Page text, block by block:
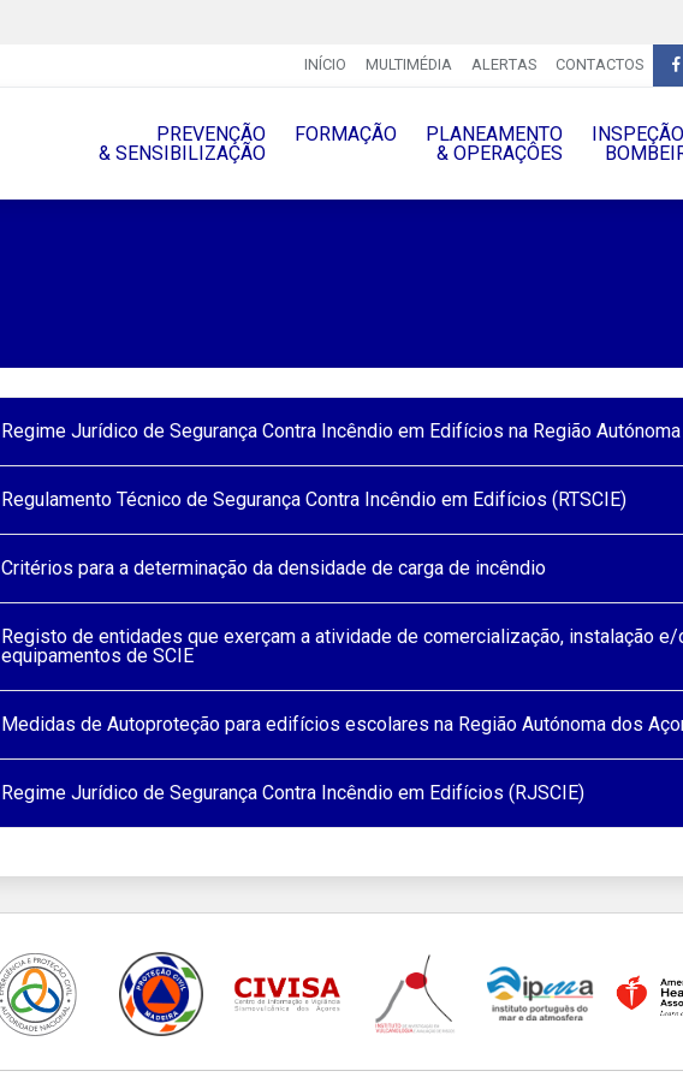
INÍCIO MULTIMÉDIA ALERTAS CONTACTOS
PREVENÇÃO
& SENSIBILIZAÇÃO
FORMAÇÃO
PLANEAMENTO
& OPERAÇÔES
Regime Jurídico de Segurança Contra Incêndio em Edifícios na Região
Regulamento Técnico de Segurança Contra Incêndio em Edifícios (RTSCIE)
Critérios para a determinação da densidade de carga de incêndio
Registo de entidades que exerçam a atividade de comercialização, instalação
equipamentos de SCIE
Medidas de Autoproteção para edifícios escolares na Região Autónoma dos
Regime Jurídico de Segurança Contra Incêndio em Edifícios (RJSCIE)